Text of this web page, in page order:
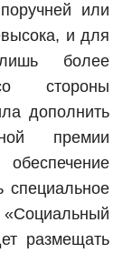
или
и для
более
стороны
дополнить
премии
специальное
размещать